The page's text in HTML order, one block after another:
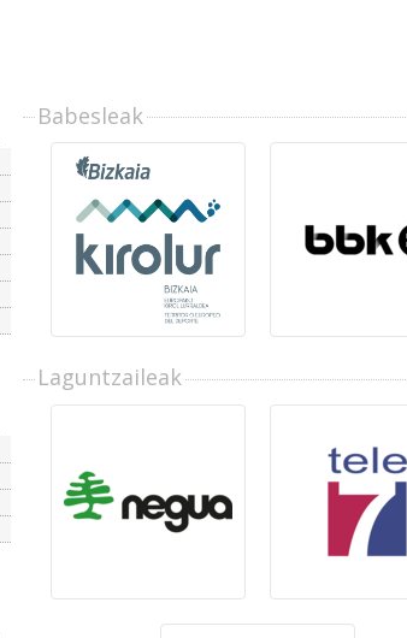
Babesleak
Laguntzaileak